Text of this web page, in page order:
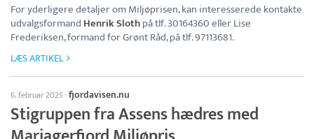
For yderligere detaljer om Miljøprisen, kan interesserede kontakte
udvalgsformand Henrik Slothpå tlf. 30164360 eller Lise
Frederiksen, formand for Grønt Råd, på tlf. 97113681.
LÆS ARTIKEL
6. februar 2025·fjordavisen.nu
Stigruppen fra Assens hædres med